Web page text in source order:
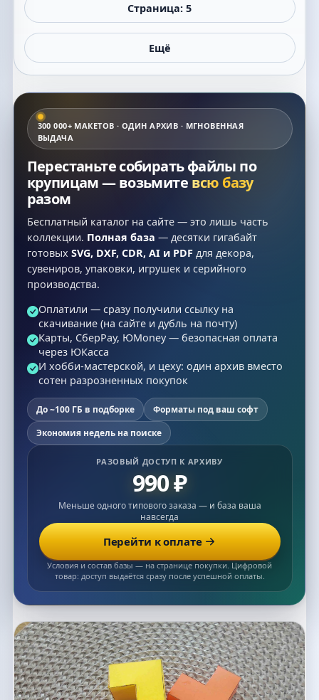
Страница: 5
Ещё
300 000+ МАКЕТОВ · ОДИН АРХИВ · МГНОВЕННАЯ
ВЫДАЧА
Перестаньте собирать файлы по
крупицам — возьмите всю базу
разом
Бесплатный каталог на сайте — это лишь часть
коллекции. Полная база — десятки гигабайт
готовых SVG, DXF, CDR, AI и PDFдля декора,
сувениров, упаковки, игрушек и серийного
производства.
Оплатили — сразу получили ссылку на
скачивание (на сайте и дубль на почту)
Карты, СберPay, ЮMoney — безопасная оплата
через ЮКасса
И хобби-мастерской, и цеху: один архив вместо
сотен разрозненных покупок
До ~100 ГБ в подборке
Форматы под ваш софт
Экономия недель на поиске
РАЗОВЫЙ ДОСТУП К АРХИВУ
990 ₽
Меньше одного типового заказа — и база ваша
навсегда
Перейти к оплате
Условия и состав базы — на странице покупки. Цифровой
товар: доступ выдаётся сразу после успешной оплаты.
Список макетов